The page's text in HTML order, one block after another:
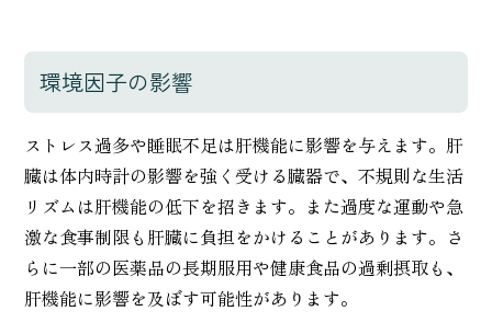
環境因子の影響
ストレス過多や睡眠不足は肝機能に影響を与えます。肝
臓は体内時計の影響を強く受ける臓器で、不規則な生活
リズムは肝機能の低下を招きます。また過度な運動や急
激な食事制限も肝臓に負担をかけることがあります。さ
らに一部の医薬品の長期服用や健康食品の過剰摂取も、
肝機能に影響を及ぼす可能性があります。